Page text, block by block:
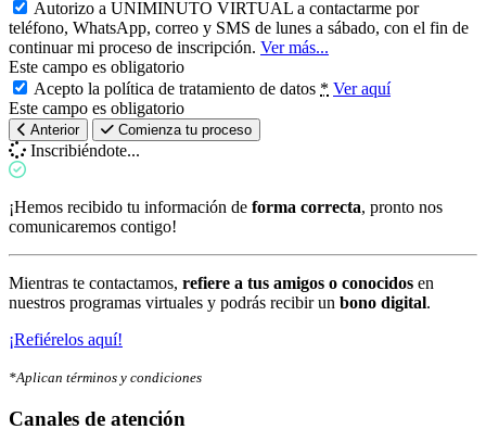
Autorizo a UNIMINUTO VIRTUAL a contactarme por
teléfono, WhatsApp, correo y SMS de lunes a sábado, con el fin de
continuar mi proceso de inscripción. Ver más...
Este campo es obligatorio
Acepto la política de tratamiento de datos * Ver aquí
Este campo es obligatorio
Anterior Comienza tu proceso
Inscribiéndote...
¡Hemos recibido tu información de forma correcta, pronto nos
comunicaremos contigo!
Mientras te contactamos, refiere a tus amigos o conocidos en
nuestros programas virtuales y podrás recibir un bono digital.
¡Refiérelos aquí!
*Aplican términos y condiciones
Canales de atención